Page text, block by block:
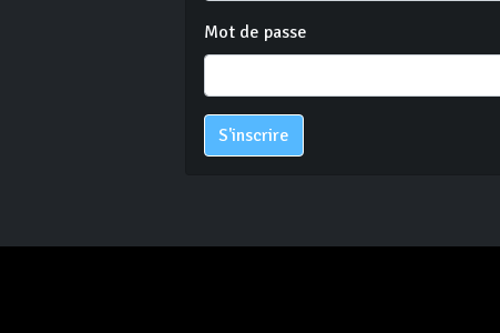
Mot de passe
S'inscrire